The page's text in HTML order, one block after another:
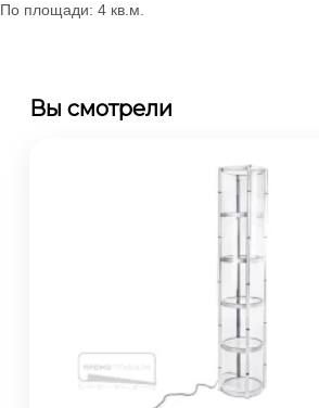
По площади: 4 кв.м.
Вы смотрели